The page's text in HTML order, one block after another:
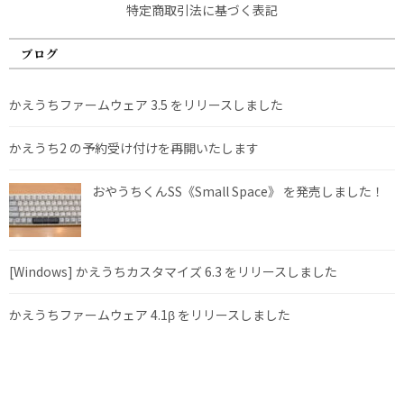
特定商取引法に基づく表記
ブログ
かえうちファームウェア 3.5 をリリースしました
かえうち2 の予約受け付けを再開いたします
おやうちくんSS《Small Space》 を発売しました！
[Windows] かえうちカスタマイズ 6.3 をリリースしました
かえうちファームウェア 4.1β をリリースしました